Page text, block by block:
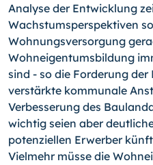
Analyse der Entwicklung
Wachstumsperspektiven
Wohnungsversorgung
Wohneigentumsbildung
sind - so die Forderung der
verstärkte kommunale
Verbesserung des
wichtig seien aber
potenziellen Erwerber
Vielmehr müsse die